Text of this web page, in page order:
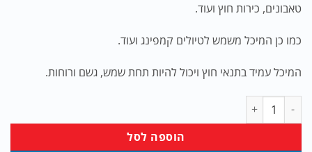
טאבונים, כירות חוץ ועוד.
כמו כן המיכל משמש לטיולים קמפינג ועוד.
המיכל עמיד בתנאי חוץ ויכול להיות תחת שמש, גשם ורוחות.
כמות של מיכל גז 5 ק''ג מלא.שימו לב, איזורי חלוקה מוגבלים למוצר זה!
הוספה לסל